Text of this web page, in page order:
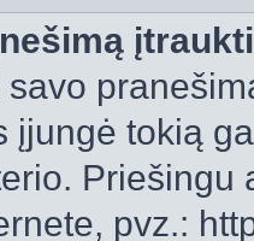
savo
įjungė tokią
pvz.: